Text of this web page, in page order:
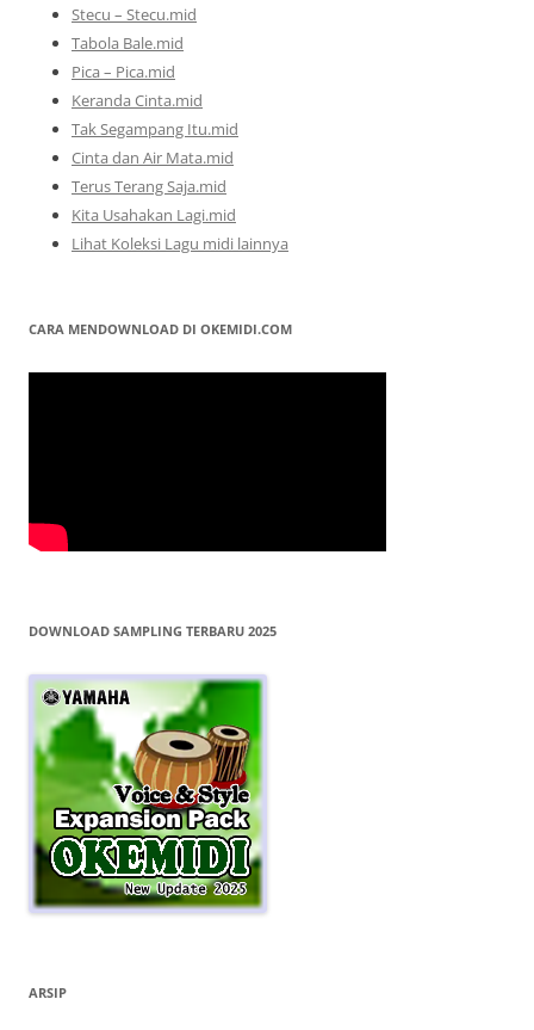
Stecu – Stecu.mid
Tabola Bale.mid
Pica – Pica.mid
Keranda Cinta.mid
Tak Segampang Itu.mid
Cinta dan Air Mata.mid
Terus Terang Saja.mid
Kita Usahakan Lagi.mid
Lihat Koleksi Lagu midi lainnya
CARA MENDOWNLOAD DI OKEMIDI.COM
DOWNLOAD SAMPLING TERBARU 2025
ARSIP